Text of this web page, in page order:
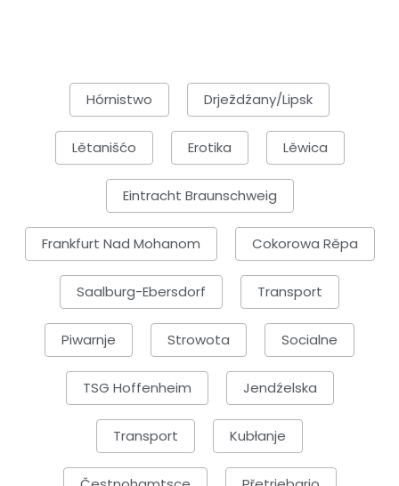
Hórnistwo Drježdźany/Lipsk
Lětanišćo Erotika Lěwica
Eintracht Braunschweig
Frankfurt Nad Mohanom Cokorowa Rěpa
Saalburg-Ebersdorf Transport
Piwarnje Strowota Socialne
TSG Hoffenheim Jendźelska
Transport Kubłanje